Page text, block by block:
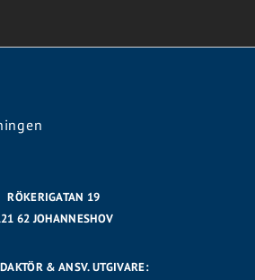
RÖKERIGATAN 19
62 JOHANNESHOV
& ANSV. UTGIVARE: